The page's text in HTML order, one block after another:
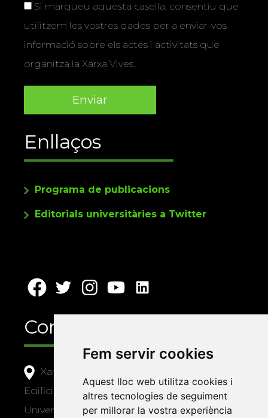
Fem servir cookies
Aquest lloc web utilitza cookies i
altres tecnologies de seguiment
per millorar la vostra experiència
Si marqueu aquesta casella, consentiu que
utilitzem les vostres dades per a enviar-vos
informació sobre els actes i activitats que
organitza la Xarxa Vives.
Enllaços
Programa de publicacions
Editorials universitàries a Twitter
Contacte
Xarxa Vives d'Universitats
Edifici Àgora
Universitat Jaume I, local 10